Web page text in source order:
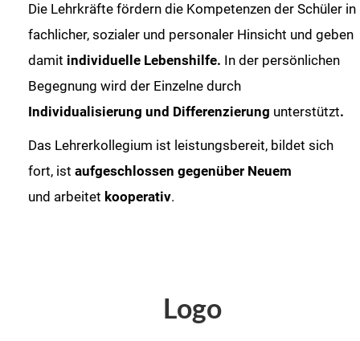
Die Lehrkräfte fördern die Kompetenzen der Schüler in
fachlicher, sozialer und personaler Hinsicht und geben
damit individuelle Lebenshilfe. In der persönlichen
Begegnung wird der Einzelne durch
Individualisierung und Differenzierung unterstützt.
Das Lehrerkollegium ist leistungsbereit, bildet sich
fort, ist aufgeschlossen gegenüber Neuem
und arbeitet kooperativ.
Logo